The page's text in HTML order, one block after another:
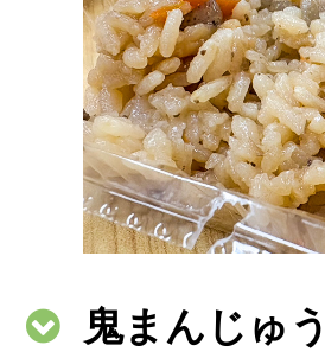
鬼まんじゅう